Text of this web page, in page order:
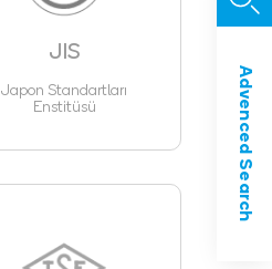
Advenced Search
JIS
Japon Standartları
Enstitüsü